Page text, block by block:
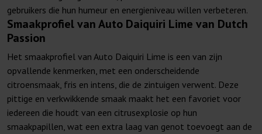
gebruikers die hun humeur en energieniveau willen verbeteren.
Smaakprofiel van Auto Daiquiri Lime van Dutch
Passion
Het smaakprofiel van Auto Daiquiri Lime is een van zijn
opvallende kenmerken, met een onderscheidende
citroensmaak, fris en intens, die de zintuigen verwent. Deze
pittige en verkwikkende smaak maakt het een favoriet voor
iedereen die houdt van een citrusexplosie op hun
smaakpapillen, wat een extra laag van genot toevoegt aan de